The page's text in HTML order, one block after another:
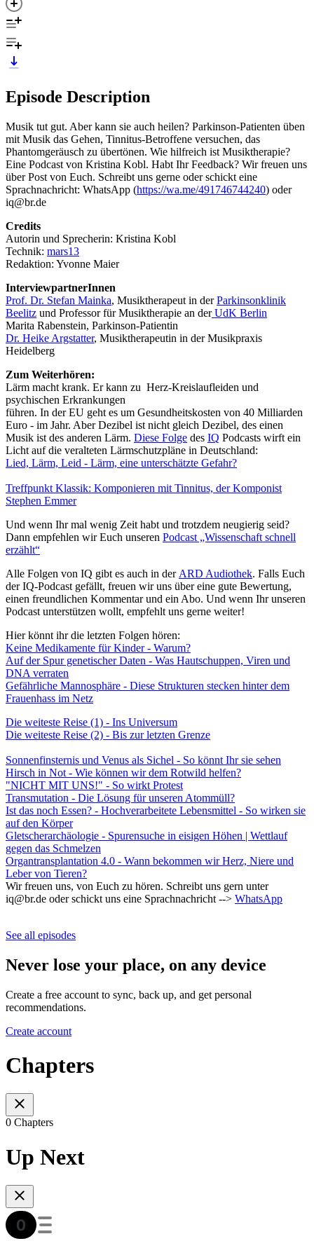
Episode Description
Musik tut gut. Aber kann sie auch heilen? Parkinson-Patienten üben
mit Musik das Gehen, Tinnitus-Betroffene versuchen, das
Phantomgeräusch zu übertönen. Wie hilfreich ist Musiktherapie?
Eine Podcast von Kristina Kobl. Habt Ihr Feedback? Wir freuen uns
über Post von Euch. Schreibt uns gerne oder schickt eine
Sprachnachricht: WhatsApp (https://wa.me/491746744240) oder
iq@br.de
Credits
Autorin und Sprecherin: Kristina Kobl
Technik: mars13
Redaktion: Yvonne Maier
InterviewpartnerInnen
Prof. Dr. Stefan Mainka, Musiktherapeut in derParkinsonklinik
Beelitz und Professor für Musiktherapie an derUdK Berlin
Marita Rabenstein, Parkinson-Patientin
Dr. Heike Argstatter, Musiktherapeutin in der Musikpraxis
Heidelberg
Zum Weiterhören:
Lärm macht krank. Er kann zu Herz-Kreislaufleiden und
psychischen Erkrankungen
führen. In der EU geht es um Gesundheitskosten von 40 Milliarden
Euro - im Jahr. Aber Dezibel ist nicht gleich Dezibel, des einen
Musik ist des anderen Lärm. Diese Folge des IQ Podcasts wirft ein
Licht auf die veralteten Lärmschutzpläne in Deutschland:
Lied, Lärm, Leid - Lärm, eine unterschätzte Gefahr?
Treffpunkt Klassik: Komponieren mit Tinnitus, der Komponist
Stephen Emmer
Und wenn Ihr mal wenig Zeit habt und trotzdem neugierig seid?
Dann empfehlen wir Euch unseren Podcast „Wissenschaft schnell
erzählt“
Alle Folgen von IQ gibt es auch in der ARD Audiothek. Falls Euch
der IQ-Podcast gefällt, freuen wir uns über eine gute Bewertung,
einen freundlichen Kommentar und ein Abo. Und wenn Ihr unseren
Podcast unterstützen wollt, empfehlt uns gerne weiter!
Hier könnt ihr die letzten Folgen hören:
Keine Medikamente für Kinder - Warum?
Auf der Spur genetischer Daten - Was Hautschuppen, Viren und
DNA verraten
Gefährliche Mannosphäre - Diese Strukturen stecken hinter dem
Frauenhass im Netz
Die weiteste Reise (1) - Ins Universum
Die weiteste Reise (2) - Bis zur letzten Grenze
Sonnenfinsternis und Venus als Sichel - So könnt Ihr sie sehen
Hirsch in Not - Wie können wir dem Rotwild helfen?
"NICHT MIT UNS!" - So wirkt Protest
Transmutation - Die Lösung für unseren Atommüll?
Ist das noch Essen? - Hochverarbeitete Lebensmittel - So wirken sie
auf den Körper
Gletscherarchäologie - Spurensuche in eisigen Höhen | Wettlauf
gegen das Schmelzen
Organtransplantation 4.0 - Wann bekommen wir Herz, Niere und
Leber von Tieren?
Wir freuen uns, von Euch zu hören. Schreibt uns gern unter
iq@br.de oder schickt uns eine Sprachnachricht --> WhatsApp
See all episodes
Never lose your place, on any device
Create a free account to sync, back up, and get personal
recommendations.
Create account
Chapters
0 Chapters
Up Next